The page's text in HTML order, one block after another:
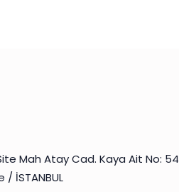
Mah Atay Cad. Kaya Ait No: 54
/ İSTANBUL